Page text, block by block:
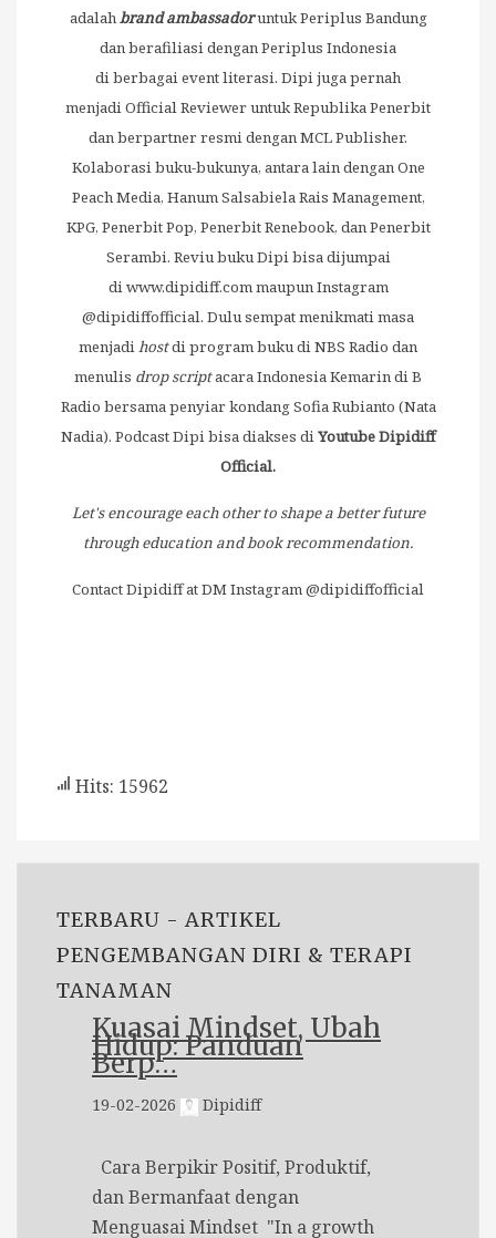
adalahbrand ambassadoruntuk Periplus Bandung
dan berafiliasi dengan Periplus Indonesia
di berbagai event literasi. Dipi juga pernah
menjadi Official Reviewer untuk Republika Penerbit
dan berpartner resmi dengan MCL Publisher.
Kolaborasi buku-bukunya, antara lain dengan One
Peach Media, Hanum Salsabiela Rais Management,
KPG, Penerbit Pop, Penerbit Renebook, dan Penerbit
Serambi. Reviu buku Dipi bisa dijumpai
diwww.dipidiff.commaupun Instagram
@dipidiffofficial. Dulu sempat menikmati masa
menjadihostdi program buku di NBS Radio dan
menulis drop scriptacara Indonesia Kemarin di B
Radio bersama penyiar kondang Sofia Rubianto (Nata
Nadia). Podcast Dipi bisa diakses diYoutube Dipidiff
Official.
Let's encourage each other to shape a better future
through education and book recommendation.
Contact Dipidiff at DM Instagram @dipidiffofficial
Hits: 15962
TERBARU - ARTIKEL
PENGEMBANGAN DIRI & TERAPI
TANAMAN
Kuasai Mindset, Ubah
Hidup: Panduan
Berp…
19-02-2026 Dipidiff
Cara Berpikir Positif, Produktif,
dan Bermanfaat dengan
Menguasai Mindset "In a growth